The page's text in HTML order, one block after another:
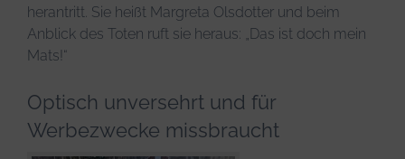
herantritt. Sie heißt Margreta Olsdotter und beim
Anblick des Toten ruft sie heraus: „Das ist doch mein
Mats!“
Optisch unversehrt und für
Werbezwecke missbraucht